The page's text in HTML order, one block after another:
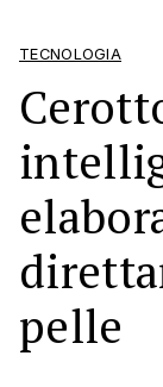
TECNOLOGIA
pelle